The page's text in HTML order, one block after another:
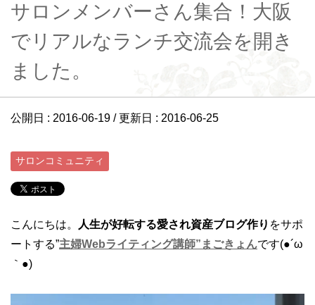
サロンメンバーさん集合！大阪
でリアルなランチ交流会を開き
ました。
公開日 : 2016-06-19 / 更新日 : 2016-06-25
サロンコミュニティ
こんにちは。 人生が好転する愛され資産ブログ作り をサポ
ートする”主婦Webライティング講師”まごきょんです(●´ω
｀●)